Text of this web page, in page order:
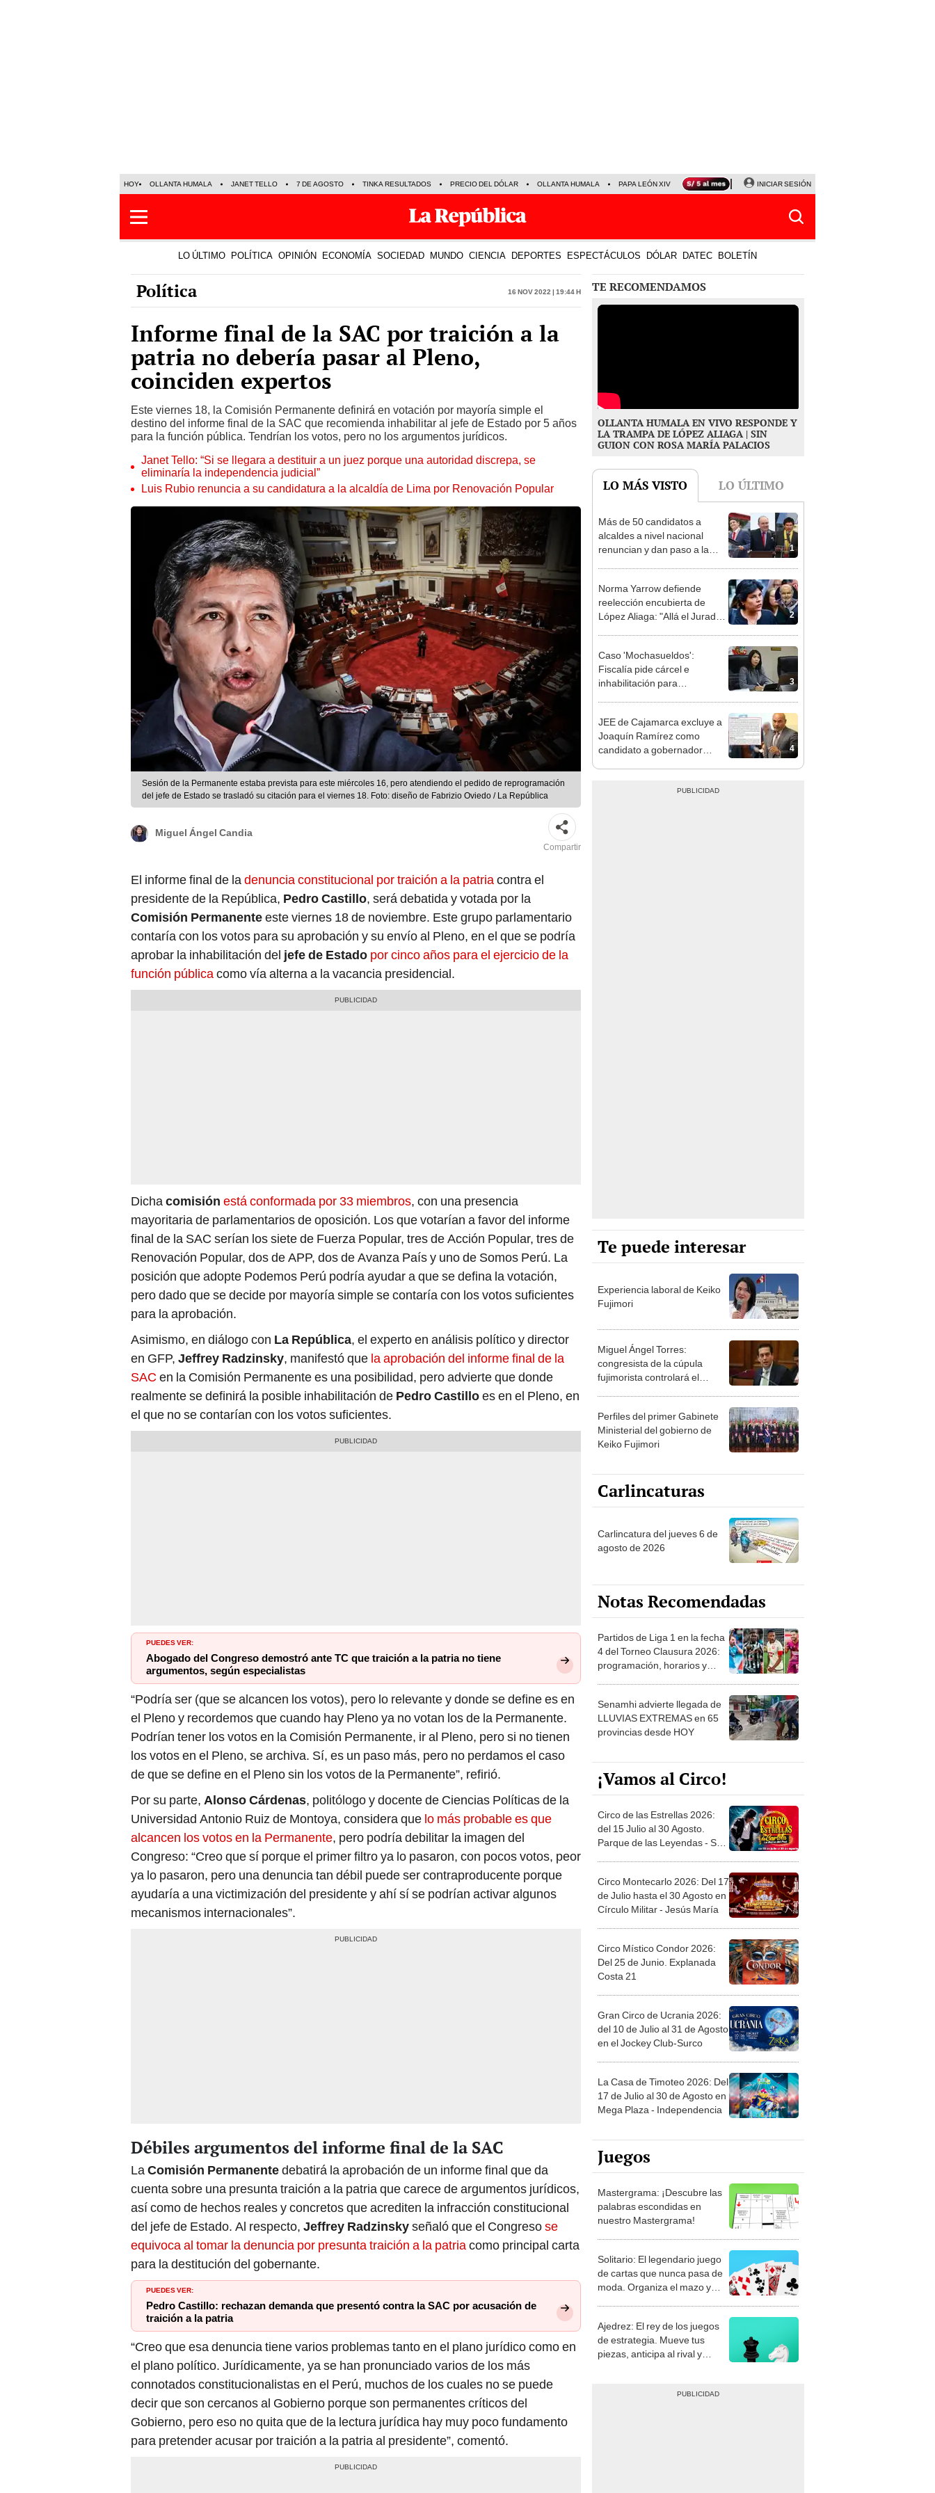
HOY OLLANTA HUMALA JANET TELLO 7 DE AGOSTO TINKA RESULTADOS PRECIO DEL DÓLAR OLLANTA HUMALA PAPA LEÓN XIV NALDY SALDAÑA LA BELLA LUZ
INICIAR SESIÓN
LO ÚLTIMO POLÍTICA OPINIÓN ECONOMÍA SOCIEDAD MUNDO CIENCIA DEPORTES ESPECTÁCULOS DÓLAR DATEC BOLETÍN
Política 16 Nov 2022 | 19:44 h
Informe final de la SAC por traición a la
patria no debería pasar al Pleno,
coinciden expertos
Este viernes 18, la Comisión Permanente definirá en votación por mayoría simple el
destino del informe final de la SAC que recomienda inhabilitar al jefe de Estado por 5 años
para la función pública. Tendrían los votos, pero no los argumentos jurídicos.
Janet Tello: “Si se llegara a destituir a un juez porque una autoridad discrepa, se
eliminaría la independencia judicial”
Luis Rubio renuncia a su candidatura a la alcaldía de Lima por Renovación Popular
Sesión de la Permanente estaba prevista para este miércoles 16, pero atendiendo el pedido de reprogramación
del jefe de Estado se trasladó su citación para el viernes 18. Foto: diseño de Fabrizio Oviedo / La República
Miguel Ángel Candia
Compartir
El informe final de ladenuncia constitucional por traición a la patriacontra el
presidente de la República, Pedro Castillo, será debatida y votada por la
Comisión Permanenteeste viernes 18 de noviembre. Este grupo parlamentario
contaría con los votos para su aprobación y su envío al Pleno, en el que se podría
aprobar la inhabilitación del jefe de Estado por cinco años para el ejercicio de la
función públicacomo vía alterna a la vacancia presidencial.
Dichacomisión está conformada por 33 miembros, con una presencia
mayoritaria de parlamentarios de oposición. Los que votarían a favor del informe
final de la SAC serían los siete de Fuerza Popular, tres de Acción Popular, tres de
Renovación Popular, dos de APP, dos de Avanza País y uno de Somos Perú. La
posición que adopte Podemos Perú podría ayudar a que se defina la votación,
pero dado que se decide por mayoría simple se contaría con los votos suficientes
para la aprobación.
Asimismo, en diálogo con La República, el experto en análisis político y director
en GFP, Jeffrey Radzinsky, manifestó que la aprobación del informe final de la
SAC en la Comisión Permanente es una posibilidad, pero advierte que donde
realmente se definirá la posible inhabilitación de Pedro Castilloes en el Pleno, en
el que no se contarían con los votos suficientes.
PUEDES VER:
Abogado del Congreso demostró ante TC que traición a la patria no tiene
argumentos, según especialistas
“Podría ser (que se alcancen los votos), pero lo relevante y donde se define es en
el Pleno y recordemos que cuando hay Pleno ya no votan los de la Permanente.
Podrían tener los votos en la Comisión Permanente, ir al Pleno, pero si no tienen
los votos en el Pleno, se archiva. Sí, es un paso más, pero no perdamos el caso
de que se define en el Pleno sin los votos de la Permanente”, refirió.
Por su parte, Alonso Cárdenas, politólogo y docente de Ciencias Políticas de la
Universidad Antonio Ruiz de Montoya, considera que lo más probable es que
alcancen los votos en la Permanente, pero podría debilitar la imagen del
Congreso: “Creo que sí porque el primer filtro ya lo pasaron, con pocos votos, peor
ya lo pasaron, pero una denuncia tan débil puede ser contraproducente porque
ayudaría a una victimización del presidente y ahí sí se podrían activar algunos
mecanismos internacionales”.
Débiles argumentos del informe final de la SAC
LaComisión Permanentedebatirá la aprobación de un informe final que da
cuenta sobre una presunta traición a la patria que carece de argumentos jurídicos,
así como de hechos reales y concretos que acrediten la infracción constitucional
del jefe de Estado. Al respecto, Jeffrey Radzinskyseñaló que el Congresose
equivoca al tomar la denuncia por presunta traición a la patriacomo principal carta
para la destitución del gobernante.
PUEDES VER:
Pedro Castillo: rechazan demanda que presentó contra la SAC por acusación de
traición a la patria
“Creo que esa denuncia tiene varios problemas tanto en el plano jurídico como en
el plano político. Jurídicamente, ya se han pronunciado varios de los más
connotados constitucionalistas en el Perú, muchos de los cuales no se puede
decir que son cercanos al Gobierno porque son permanentes críticos del
Gobierno, pero eso no quita que de la lectura jurídica hay muy poco fundamento
para pretender acusar por traición a la patria al presidente”, comentó.
TE RECOMENDAMOS
OLLANTA HUMALA EN VIVO RESPONDE Y
LA TRAMPA DE LÓPEZ ALIAGA | SIN
GUION CON ROSA MARÍA PALACIOS
LO MÁS VISTO LO ÚLTIMO
1
Más de 50 candidatos a
alcaldes a nivel nacional
renuncian y dan paso a la
2
Norma Yarrow defiende
reelección encubierta de
López Aliaga: "Allá el Jurado
3
Caso 'Mochasueldos':
Fiscalía pide cárcel e
inhabilitación para
4
JEE de Cajamarca excluye a
Joaquín Ramírez como
candidato a gobernador
Te puede interesar
Experiencia laboral de Keiko
Fujimori
Miguel Ángel Torres:
congresista de la cúpula
fujimorista controlará el
Perfiles del primer Gabinete
Ministerial del gobierno de
Keiko Fujimori
Carlincaturas
Carlincatura del jueves 6 de
agosto de 2026
Notas Recomendadas
Partidos de Liga 1 en la fecha
4 del Torneo Clausura 2026:
programación, horarios y
Senamhi advierte llegada de
LLUVIAS EXTREMAS en 65
provincias desde HOY
¡Vamos al Circo!
Circo de las Estrellas 2026:
del 15 Julio al 30 Agosto.
Parque de las Leyendas - San
Circo Montecarlo 2026: Del 17
de Julio hasta el 30 Agosto en
Círculo Militar - Jesús María
Circo Místico Condor 2026:
Del 25 de Junio. Explanada
Costa 21
Gran Circo de Ucrania 2026:
del 10 de Julio al 31 de Agosto
en el Jockey Club-Surco
La Casa de Timoteo 2026: Del
17 de Julio al 30 de Agosto en
Mega Plaza - Independencia
Juegos
Mastergrama: ¡Descubre las
palabras escondidas en
nuestro Mastergrama!
Solitario: El legendario juego
de cartas que nunca pasa de
moda. Organiza el mazo y
Ajedrez: El rey de los juegos
de estrategia. Mueve tus
piezas, anticipa al rival y